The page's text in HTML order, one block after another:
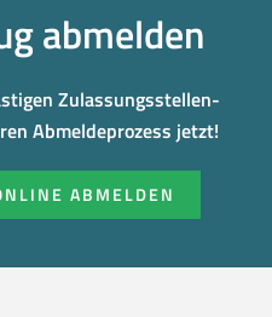
abmelden
Zulassungsstellen-
Abmeldeprozess jetzt!
ABMELDEN